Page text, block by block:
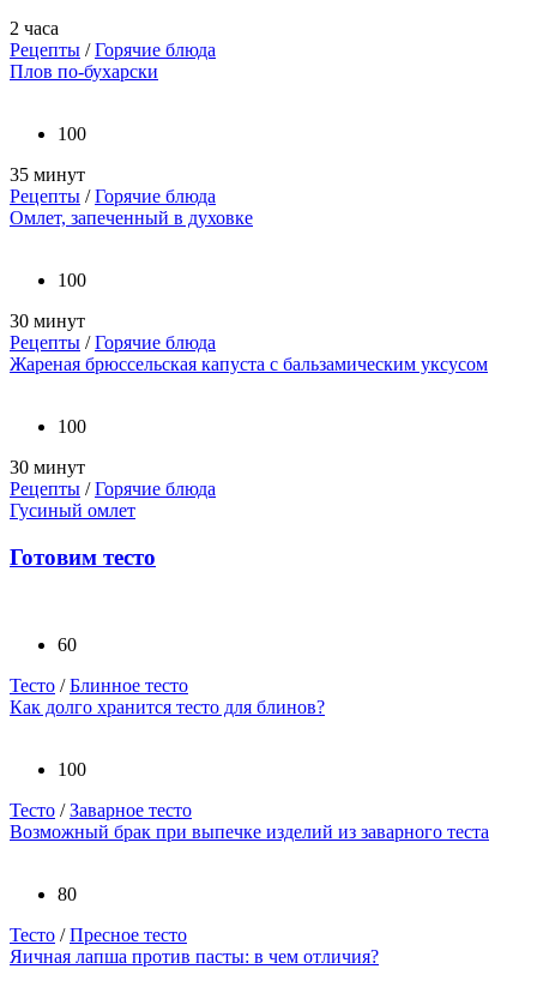
2 часа
Рецепты /Горячие блюда
Плов по-бухарски
100
35 минут
Рецепты /Горячие блюда
Омлет, запеченный в духовке
100
30 минут
Рецепты /Горячие блюда
Жареная брюссельская капуста с бальзамическим уксусом
100
30 минут
Рецепты /Горячие блюда
Гусиный омлет
Готовим тесто
60
Тесто /Блинное тесто
Как долго хранится тесто для блинов?
100
Тесто /Заварное тесто
Возможный брак при выпечке изделий из заварного теста
80
Тесто /Пресное тесто
Яичная лапша против пасты: в чем отличия?